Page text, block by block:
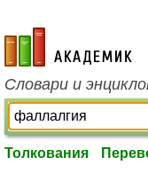
academic.ru
Словари и
Толкования